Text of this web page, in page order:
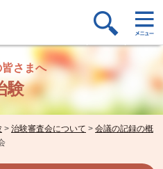
さまへ
験
> 治験審査会について > 会議の記録の概